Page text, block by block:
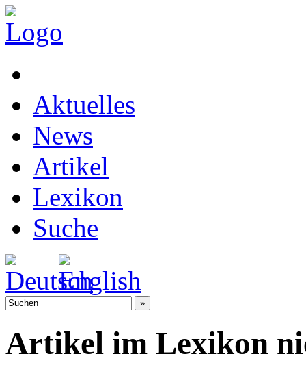
Aktuelles
News
Artikel
Lexikon
Suche
Artikel im Lexikon